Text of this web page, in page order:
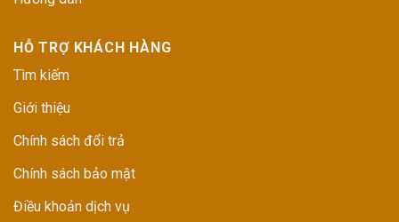
HỖ TRỢ KHÁCH HÀNG
Tìm kiếm
Giới thiệu
Chính sách đổi trả
Chính sách bảo mật
Điều khoản dịch vụ